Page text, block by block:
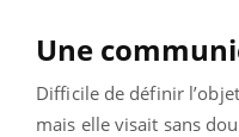
Une
Difficile de définir
mais elle visait sans